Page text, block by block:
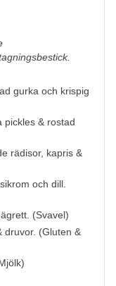
gurka och krispig
pickles & rostad
rädisor, kapris &
och dill.
(Svavel)
druvor. (Gluten &
)